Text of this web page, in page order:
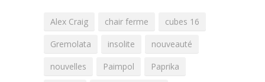
Alex Craig chair ferme
cubes 16
Gremolata
insolite
nouveauté
nouvelles
Paimpol
Paprika